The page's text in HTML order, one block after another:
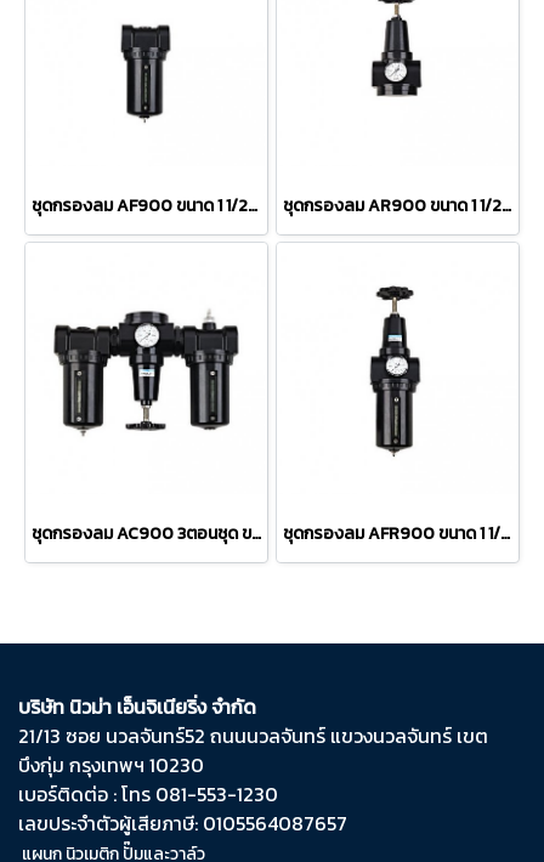
ชุดกรองลม AF900 ขนาด 1 1/2นิ้ว และ 2นิ้ว ชุดกรองลม AR900 ขนาด 1 1/2นิ้ว และ 2นิ้ว(copy)
ชุดกรองลม AC900 3ตอนชุด ขนาด 1 1/2นิ้ว และ 2นิ้ว ชุดกรองลม AFR900 ขนาด 1 1/2นิ้ว และ 2นิ้ว
บริษัท นิวม่า เอ็นจิเนียริ่ง จำกัด
21/13 ซอย นวลจันทร์​52 ถนน​นวลจันทร์​ แขวง​นวลจันทร์​ เขต​
บึงกุ่ม​ กรุงเทพฯ​ 10230
เบอร์ติดต่อ : โทร 081-553-1230
เลขประจำตัวผู้เสียภาษี: 0105564087657
แผนก นิวเมติก ปั๊มและวาล์ว